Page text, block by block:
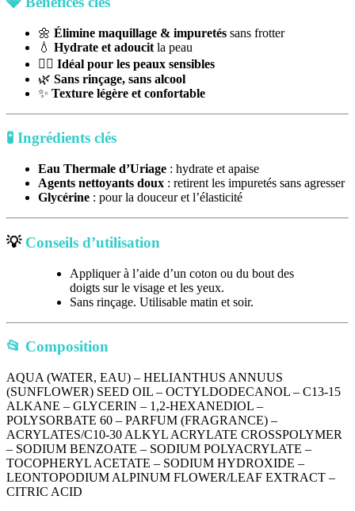
🌼 Élimine maquillage & impuretés sans frotter
💧 Hydrate et adoucit la peau
🧖‍♀️ Idéal pour les peaux sensibles
🌿 Sans rinçage, sans alcool
✨ Texture légère et confortable
🧪 Ingrédients clés
Eau Thermale d’Uriage : hydrate et apaise
Agents nettoyants doux : retirent les impuretés sans agresser
Glycérine : pour la douceur et l’élasticité
💡 Conseils d’utilisation
Appliquer à l’aide d’un coton ou du bout des
doigts sur le visage et les yeux.
Sans rinçage. Utilisable matin et soir.
📂 Composition
AQUA (WATER, EAU) – HELIANTHUS ANNUUS
(SUNFLOWER) SEED OIL – OCTYLDODECANOL – C13-15
ALKANE – GLYCERIN – 1,2-HEXANEDIOL –
POLYSORBATE 60 – PARFUM (FRAGRANCE) –
ACRYLATES/C10-30 ALKYL ACRYLATE CROSSPOLYMER
– SODIUM BENZOATE – SODIUM POLYACRYLATE –
TOCOPHERYL ACETATE – SODIUM HYDROXIDE –
LEONTOPODIUM ALPINUM FLOWER/LEAF EXTRACT –
CITRIC ACID